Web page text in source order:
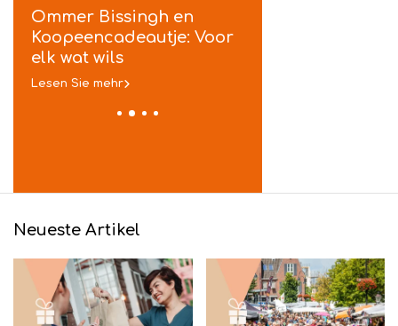
Ommer Bissingh en
Koopeencadeautje: Voor
elk wat wils
Lesen Sie mehr
Neueste Artikel